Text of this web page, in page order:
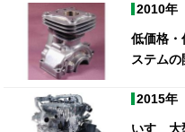
2010年
低価格・
ステム
2015年
いすゞ